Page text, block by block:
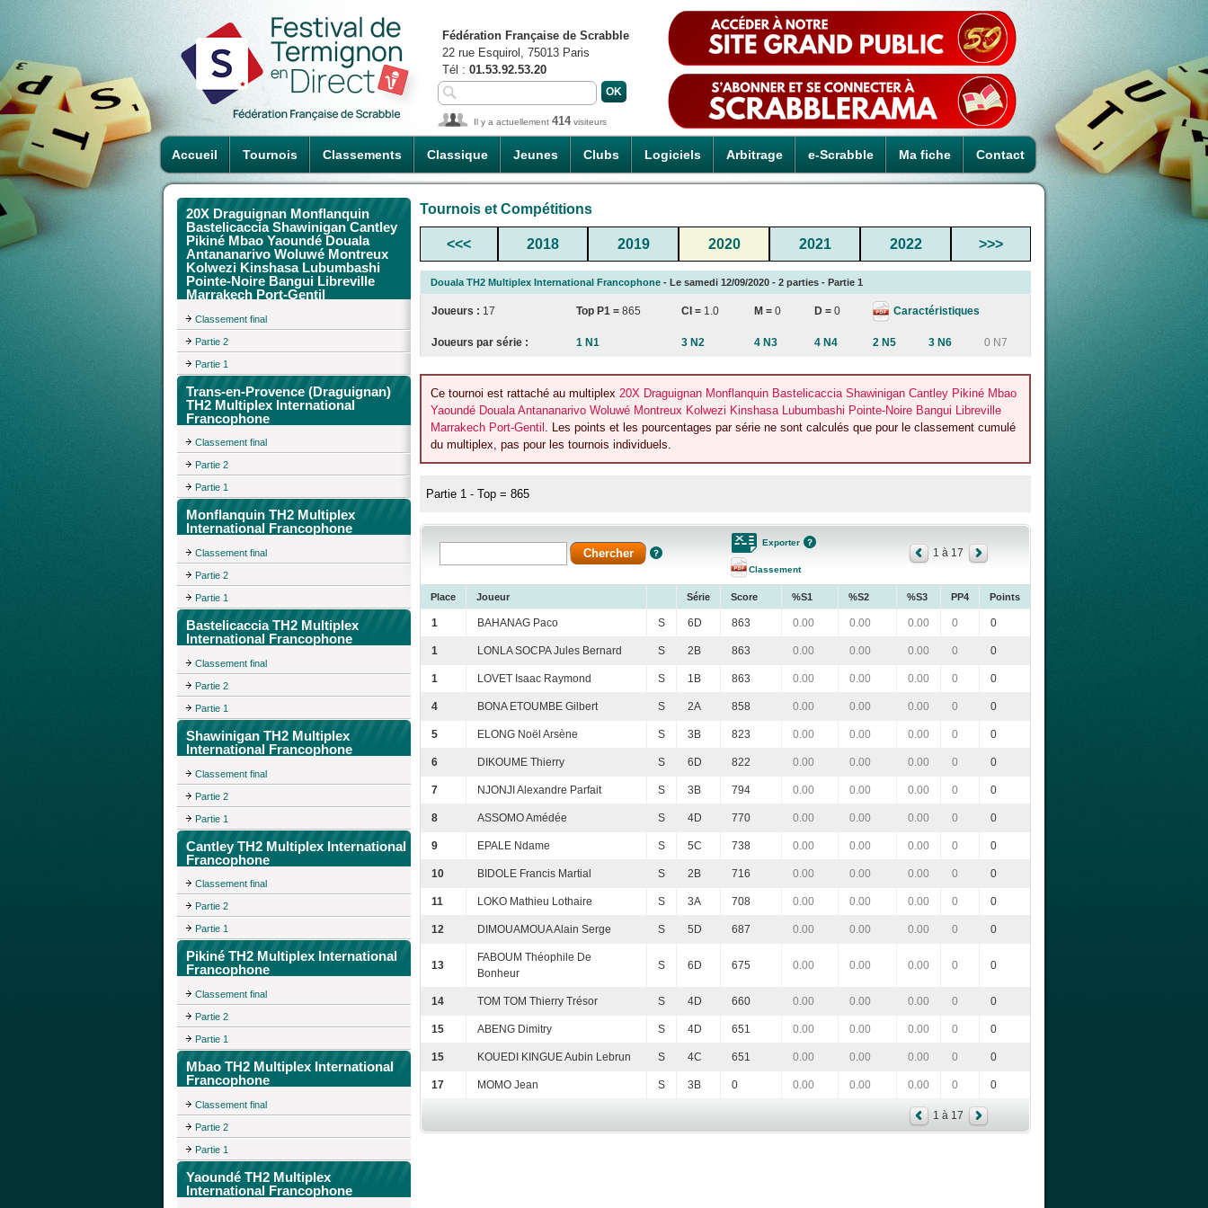
Accueil Tournois Classements Classique Jeunes Clubs Logiciels Arbitrage e-Scrabble Ma fiche Contact
Fédération Française de Scrabble
22 rue Esquirol, 75013 Paris
Tél : 01.53.92.53.20
Il y a actuellement 414visiteurs
20X Draguignan Monflanquin
Bastelicaccia Shawinigan Cantley
Pikiné Mbao Yaoundé Douala
Antananarivo Woluwé Montreux
Kolwezi Kinshasa Lubumbashi
Pointe-Noire Bangui Libreville
Marrakech Port-Gentil
Classement final
Partie 2
Partie 1
Trans-en-Provence (Draguignan)
TH2 Multiplex International
Francophone
Classement final
Partie 2
Partie 1
Monflanquin TH2 Multiplex
International Francophone
Classement final
Partie 2
Partie 1
Bastelicaccia TH2 Multiplex
International Francophone
Classement final
Partie 2
Partie 1
Shawinigan TH2 Multiplex
International Francophone
Classement final
Partie 2
Partie 1
Cantley TH2 Multiplex International
Francophone
Classement final
Partie 2
Partie 1
Pikiné TH2 Multiplex International
Francophone
Classement final
Partie 2
Partie 1
Mbao TH2 Multiplex International
Francophone
Classement final
Partie 2
Partie 1
Yaoundé TH2 Multiplex
International Francophone
Tournois et Compétitions
<<< 2018 2019 2020 2021 2022 >>>
Douala TH2 Multiplex International Francophone - Le samedi 12/09/2020 - 2 parties - Partie 1
Joueurs : 17 Top P1 = 865 CI = 1.0 M = 0 D = 0 Caractéristiques
Joueurs par série : 1 N1 3 N2 4 N3 4 N4 2 N5 3 N6 0 N7
Ce tournoi est rattaché au multiplex 20X Draguignan Monflanquin Bastelicaccia Shawinigan Cantley Pikiné Mbao
Yaoundé Douala Antananarivo Woluwé Montreux Kolwezi Kinshasa Lubumbashi Pointe-Noire Bangui Libreville
Marrakech Port-Gentil . Les points et les pourcentages par série ne sont calculés que pour le classement cumulé
du multiplex, pas pour les tournois individuels.
Partie 1 - Top = 865
Exporter
Classement
1 à 17
Place Joueur Série Score %S1 %S2 %S3 PP4 Points
1 BAHANAG Paco S 6D 863 0.00 0.00 0.00 0 0
1 LONLA SOCPA Jules Bernard S 2B 863 0.00 0.00 0.00 0 0
1 LOVET Isaac Raymond S 1B 863 0.00 0.00 0.00 0 0
4 BONA ETOUMBE Gilbert S 2A 858 0.00 0.00 0.00 0 0
5 ELONG Noël Arsène S 3B 823 0.00 0.00 0.00 0 0
6 DIKOUME Thierry S 6D 822 0.00 0.00 0.00 0 0
7 NJONJI Alexandre Parfait S 3B 794 0.00 0.00 0.00 0 0
8 ASSOMO Amédée S 4D 770 0.00 0.00 0.00 0 0
9 EPALE Ndame S 5C 738 0.00 0.00 0.00 0 0
10 BIDOLE Francis Martial S 2B 716 0.00 0.00 0.00 0 0
11 LOKO Mathieu Lothaire S 3A 708 0.00 0.00 0.00 0 0
12 DIMOUAMOUA Alain Serge S 5D 687 0.00 0.00 0.00 0 0
13
FABOUM Théophile De
Bonheur
S 6D 675 0.00 0.00 0.00 0 0
14 TOM TOM Thierry Trésor S 4D 660 0.00 0.00 0.00 0 0
15 ABENG Dimitry S 4D 651 0.00 0.00 0.00 0 0
15 KOUEDI KINGUE Aubin Lebrun S 4C 651 0.00 0.00 0.00 0 0
17 MOMO Jean S 3B 0 0.00 0.00 0.00 0 0
1 à 17